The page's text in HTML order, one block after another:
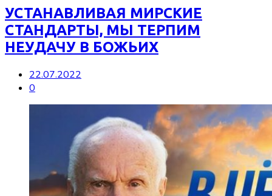
УСТАНАВЛИВАЯ МИРСКИЕ
СТАНДАРТЫ, МЫ ТЕРПИМ
НЕУДАЧУ В БОЖЬИХ
22.07.2022
0